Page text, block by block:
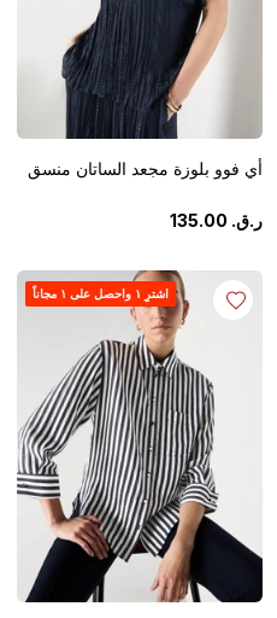
أي فوو بلوزة مجعد الساتان منسق
ر.ق. 135.00
اشترِ ١ واحصل على ١ مجاناً